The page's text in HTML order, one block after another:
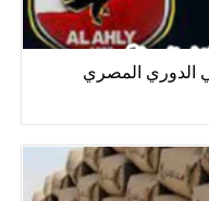
الدوري المصري